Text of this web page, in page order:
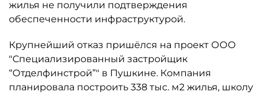
жилья не получили подтверждения
обеспеченности инфраструктурой.
Крупнейший отказ пришёлся на проект ООО
"Специализированный застройщик
“Отделфинстрой”" в Пушкине. Компания
планировала построить 338 тыс. м2 жилья, школу